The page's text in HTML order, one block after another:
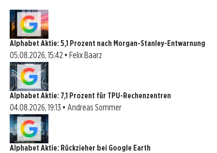
Alphabet Aktie: 5,1 Prozent nach Morgan-Stanley-Entwarnung
05.08.2026, 15:42 • Felix Baarz
Alphabet Aktie: 7,1 Prozent für TPU-Rechenzentren
04.08.2026, 19:13 • Andreas Sommer
Alphabet Aktie: Rückzieher bei Google Earth